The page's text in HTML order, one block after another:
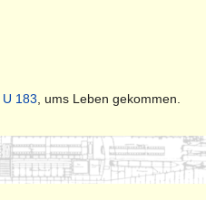
U 183 , ums Leben gekommen.